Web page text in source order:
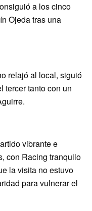
a los cinco
Ojeda tras una
relajó al local, siguió
tercer tanto con un
vibrante e
con Racing tranquilo
la visita no estuvo
para vulnerar el